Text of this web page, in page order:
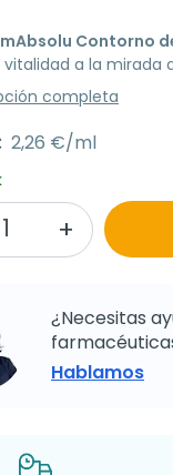
Contorno
a la mirada
completa
2,26 €/ml
¿Necesitas
Hablamos